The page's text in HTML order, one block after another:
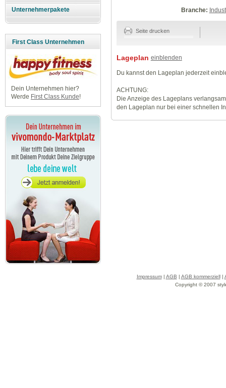
Unternehmerpakete
First Class Unternehmen
Dein Unternehmen hier?
Werde First Class Kunde!
Branche:
Seite drucken
Lageplan einblenden
Du kannst den Lageplan jederzeit
ACHTUNG:
Die Anzeige des Lageplans
den Lageplan nur bei einer schnellen
Impressum| AGB | AGB kommerziell|
Copyright © 2007